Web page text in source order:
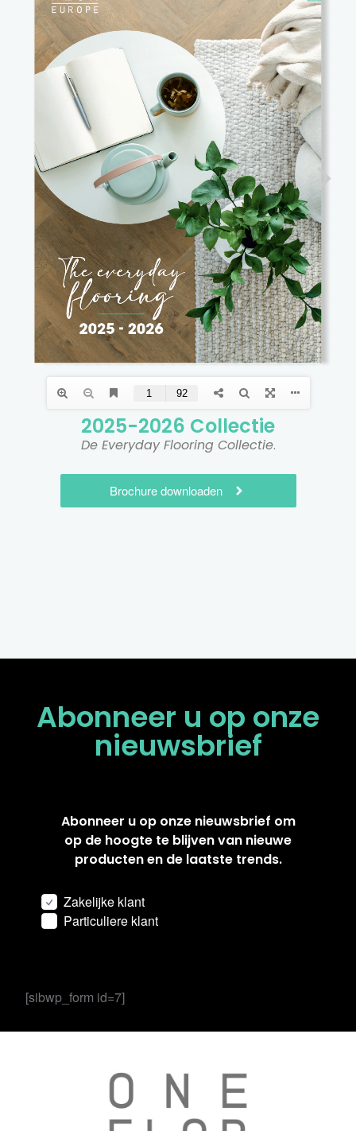
2025-2026 Collectie​
De Everyday Flooring Collectie.
Brochure downloaden
Abonneer u op onze
nieuwsbrief
Abonneer u op onze nieuwsbrief om
op de hoogte te blijven van nieuwe
producten en de laatste trends.
Zakelijke klant
Particuliere klant
[sibwp_form id=7]